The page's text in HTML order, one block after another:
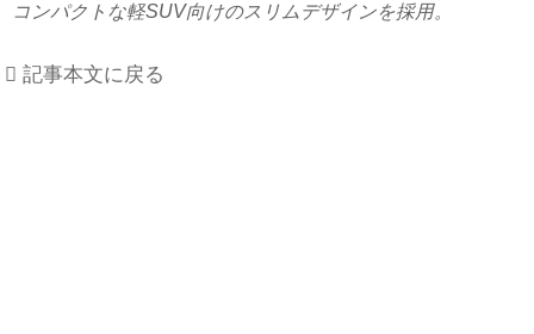
コンパクトな軽SUV向けのスリムデザインを採用。
記事本文に戻る